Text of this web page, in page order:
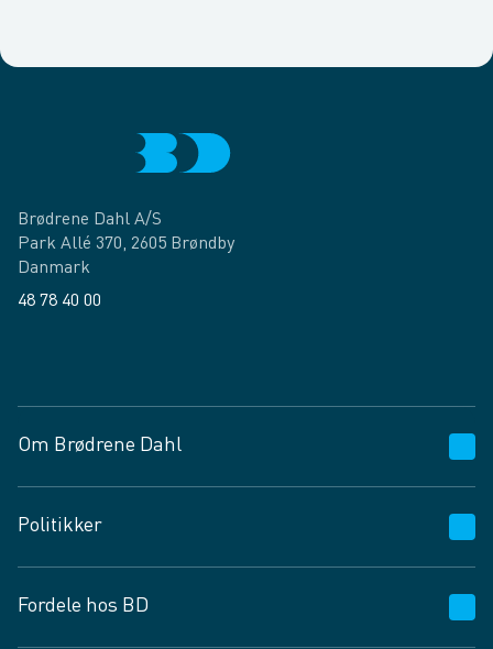
Brødrene Dahl A/S
Park Allé 370, 2605 Brøndby
Danmark
48 78 40 00
Om Brødrene Dahl
Vagttelefon 30 10 89 89
Spørgsmål og svar
Job og karriere
Politikker
Privatlivspolitik
Fordele hos BD